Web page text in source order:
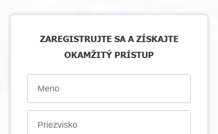
ZAREGISTRUJTE SA A ZÍSKAJTE
OKAMŽITÝ PRÍSTUP